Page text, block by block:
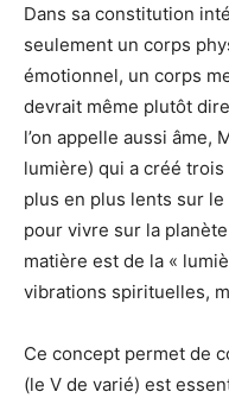
Dans sa constitution
seulement un corps
émotionnel, un corps
devrait même plutôt
l’on appelle aussi âme,
lumière) qui a créé
plus en plus lents sur
pour vivre sur la
matière est de la «
vibrations spirituelles,
Ce concept permet de
(le V de varié) est